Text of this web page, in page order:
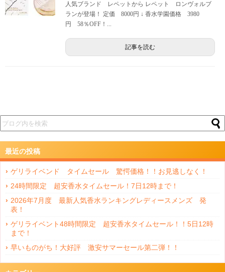
人気ブランド レペットから レペット ロンヴォルブ
ランが登場！ 定価 8000円 ↓ 香水学園価格 3980
円 58％OFF！...
記事を読む
最近の投稿
ゲリライベンド タイムセール 驚愕価格！！お見逃しなく！
24時間限定 超安香水タイムセール！7日12時まで！
2026年7月度 最新人気香水ランキングレディースメンズ 発
表！
ゲリライベント48時間限定 超安香水タイムセール！！5日12時
まで！
早いものがち！大好評 激安サマーセール第二弾！！